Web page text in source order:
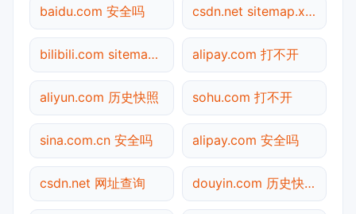
baidu.com 安全吗 csdn.net sitemap.xml检测
bilibili.com sitemap.xml检测 alipay.com 打不开
aliyun.com 历史快照 sohu.com 打不开
sina.com.cn 安全吗 alipay.com 安全吗
csdn.net 网址查询 douyin.com 历史快照